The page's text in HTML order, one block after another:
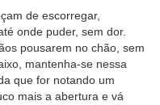
de escorregar,
onde puder, sem dor.
pousarem no chão, sem
mantenha-se nessa
que for notando um
mais a abertura e vá